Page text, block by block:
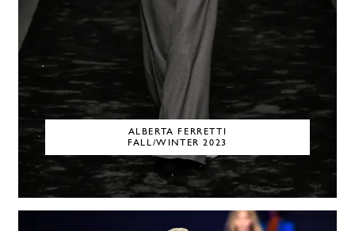
ALBERTA FERRETTI
FALL/WINTER 2023